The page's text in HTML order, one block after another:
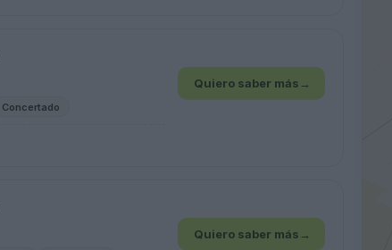
Concertado
Quiero saber más →
Quiero saber más →